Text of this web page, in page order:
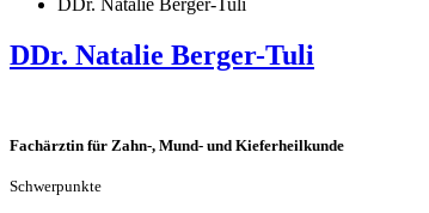
DDr. Natalie Berger-Tuli
DDr. Natalie Berger-Tuli
Fachärztin für Zahn-, Mund- und Kieferheilkunde
Schwerpunkte